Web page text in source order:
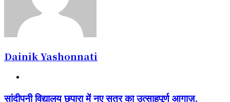
Dainik Yashonnati
सांदीपनी
सांदीपनी विद्यालय छपारा में नए सत्र का उत्साहपूर्ण आगाज़,